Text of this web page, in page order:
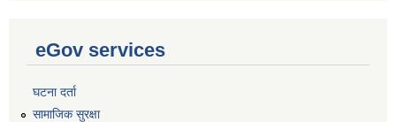
eGov services
घटना दर्ता
सामाजिक सुरक्षा